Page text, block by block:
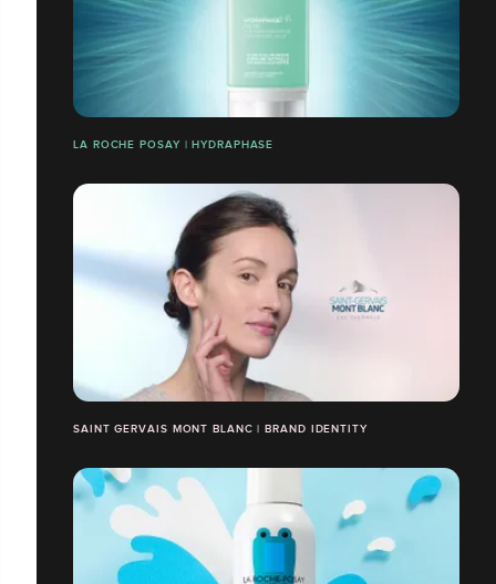
LA ROCHE POSAY | HYDRAPHASE
SAINT GERVAIS MONT BLANC | BRAND IDENTITY